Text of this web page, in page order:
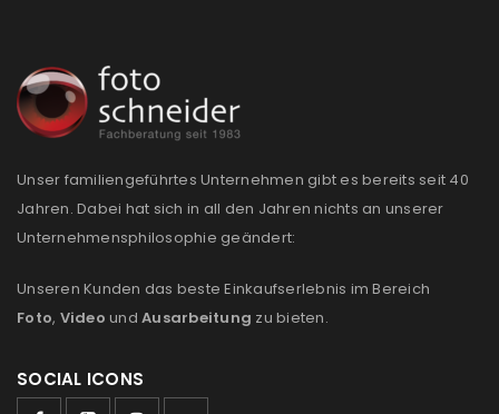
Unser familiengeführtes Unternehmen gibt es bereits seit 40
Jahren. Dabei hat sich in all den Jahren nichts an unserer
Unternehmensphilosophie geändert:
Unseren Kunden das beste Einkaufserlebnis im Bereich
Foto, Video und Ausarbeitung zu bieten.
SOCIAL ICONS